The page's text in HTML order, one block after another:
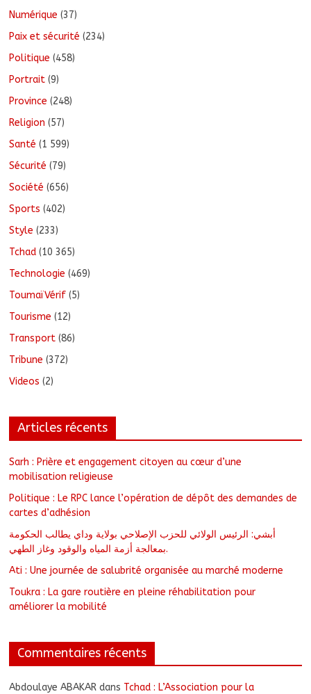
Numérique (37)
Paix et sécurité (234)
Politique (458)
Portrait (9)
Province (248)
Religion (57)
Santé (1 599)
Sécurité (79)
Société (656)
Sports (402)
Style (233)
Tchad (10 365)
Technologie (469)
ToumaïVérif (5)
Tourisme (12)
Transport (86)
Tribune (372)
Videos (2)
Articles récents
Sarh : Prière et engagement citoyen au cœur d’une
mobilisation religieuse
Politique : Le RPC lance l’opération de dépôt des demandes de
cartes d’adhésion
أبشي: الرئيس الولائي للحزب الإصلاحي بولاية وداي يطالب الحكومة
بمعالجة أزمة المياه والوقود وغاز الطهي.
Ati : Une journée de salubrité organisée au marché moderne
Toukra : La gare routière en pleine réhabilitation pour
améliorer la mobilité
Commentaires récents
Abdoulaye ABAKAR dans Tchad : L’Association pour la